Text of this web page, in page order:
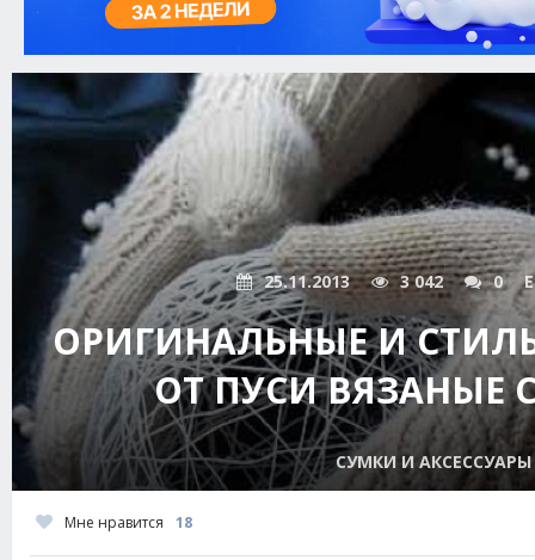
25.11.2013 3 042 0
ОРИГИНАЛЬНЫЕ И
ОТ ПУСИ ВЯЗАНЫЕ
СУМКИ И АКСЕССУАРЫ
Мне нравится 18